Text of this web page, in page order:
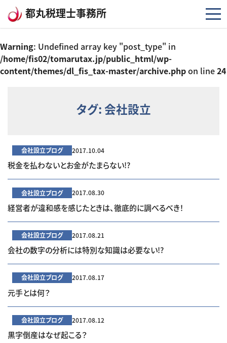
コンテンツへスキップ
都丸税理士事務所
Warning: Undefined array key "post_type" in
/home/fis02/tomarutax.jp/public_html/wp-
content/themes/dl_fis_tax-master/archive.phpon line24
タグ: 会社設立
税金を払わないとお金がたまらない!?
会社設立ブログ 2017.10.04
経営者が違和感を感じたときは、徹底的に調べるべき！
会社設立ブログ 2017.08.30
会社の数字の分析には特別な知識は必要ない!?
会社設立ブログ 2017.08.21
元手とは何？
会社設立ブログ 2017.08.17
黒字倒産はなぜ起こる？
会社設立ブログ 2017.08.12